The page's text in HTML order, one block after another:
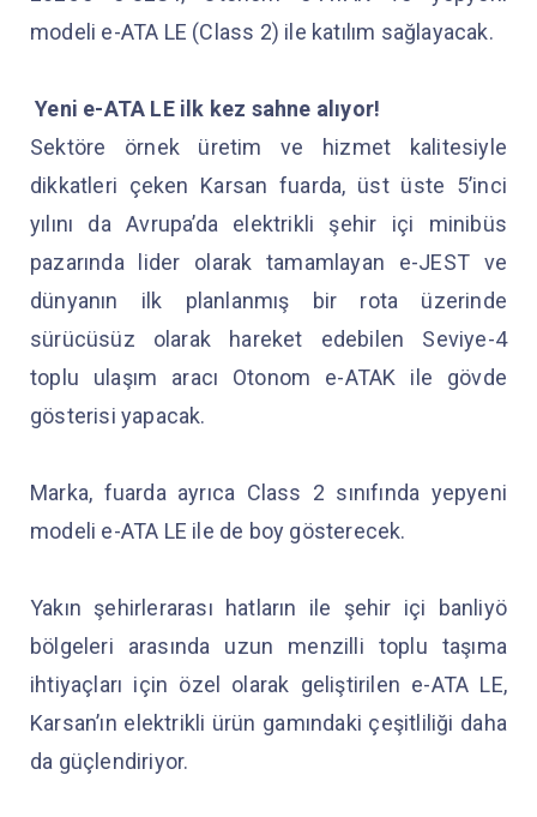
modeli e-ATA LE (Class 2) ile katılım sağlayacak.
Yeni e-ATA LE ilk kez sahne alıyor!
Sektöre örnek üretim ve hizmet kalitesiyle
dikkatleri çeken Karsan fuarda, üst üste 5’inci
yılını da Avrupa’da elektrikli şehir içi minibüs
pazarında lider olarak tamamlayan e-JEST ve
dünyanın ilk planlanmış bir rota üzerinde
sürücüsüz olarak hareket edebilen Seviye-4
toplu ulaşım aracı Otonom e-ATAK ile gövde
gösterisi yapacak.
Marka, fuarda ayrıca Class 2 sınıfında yepyeni
modeli e-ATA LE ile de boy gösterecek.
Yakın şehirlerarası hatların ile şehir içi banliyö
bölgeleri arasında uzun menzilli toplu taşıma
ihtiyaçları için özel olarak geliştirilen e-ATA LE,
Karsan’ın elektrikli ürün gamındaki çeşitliliği daha
da güçlendiriyor.